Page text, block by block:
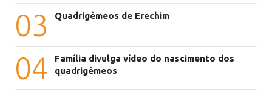
03 Quadrigêmeos de Erechim
04
Família divulga vídeo do nascimento dos
quadrigêmeos